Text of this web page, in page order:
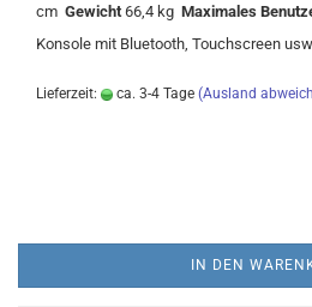
cm Gewicht66,4 kg Maximales
Konsole mit Bluetooth, Touchscreen
Lieferzeit: ca. 3-4 Tage (Ausland
IN DEN